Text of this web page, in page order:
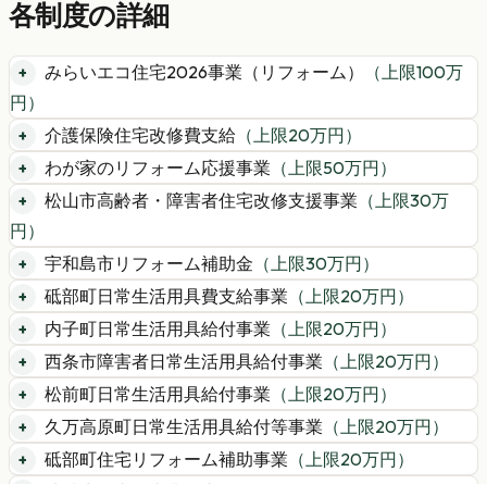
各制度の詳細
みらいエコ住宅2026事業（リフォーム） （上限100万
円）
介護保険住宅改修費支給 （上限20万円）
わが家のリフォーム応援事業 （上限50万円）
松山市高齢者・障害者住宅改修支援事業 （上限30万
円）
宇和島市リフォーム補助金 （上限30万円）
砥部町日常生活用具費支給事業 （上限20万円）
内子町日常生活用具給付事業 （上限20万円）
西条市障害者日常生活用具給付事業 （上限20万円）
松前町日常生活用具給付事業 （上限20万円）
久万高原町日常生活用具給付等事業 （上限20万円）
砥部町住宅リフォーム補助事業 （上限20万円）